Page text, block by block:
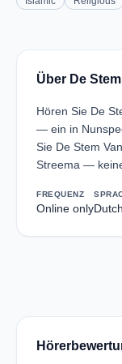
Über De
Hören Sie De
— ein in
Sie De Stem
Streema —
FREQUENZ
Online onlyDutch